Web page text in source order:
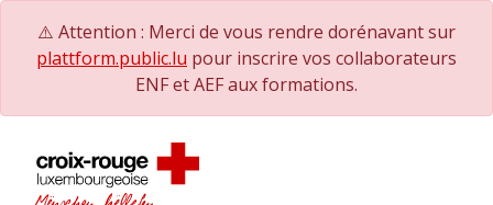
⚠️ Attention : Merci de vous rendre dorénavant sur
plattform.public.lu pour inscrire vos collaborateurs
ENF et AEF aux formations.